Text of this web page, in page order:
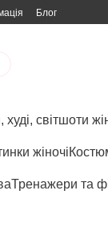
Блог
худі, світшоти
жіночі
Тренажери та